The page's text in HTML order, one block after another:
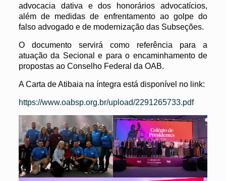
advocacia dativa e dos honorários advocatícios,
além de medidas de enfrentamento ao golpe do
falso advogado e de modernização das Subseções.
O documento servirá como referência para a
atuação da Secional e para o encaminhamento de
propostas ao Conselho Federal da OAB.
A Carta de Atibaia na íntegra está disponível no link:
https://www.oabsp.org.br/upload/2291265733.pdf